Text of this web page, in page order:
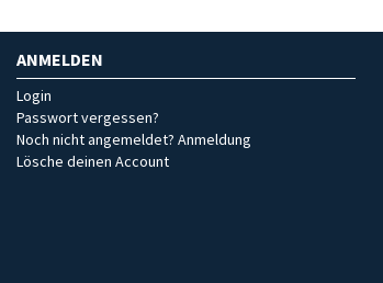
ANMELDEN
Login
Passwort vergessen?
Noch nicht angemeldet? Anmeldung
Lösche deinen Account